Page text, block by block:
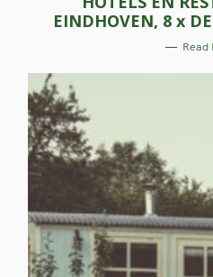
E
G
O
R
I
S
EINDHOVEN, 8 x DE
Read